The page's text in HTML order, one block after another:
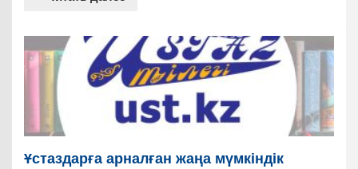
Ұстаздарға арналған жаңа мүмкіндік